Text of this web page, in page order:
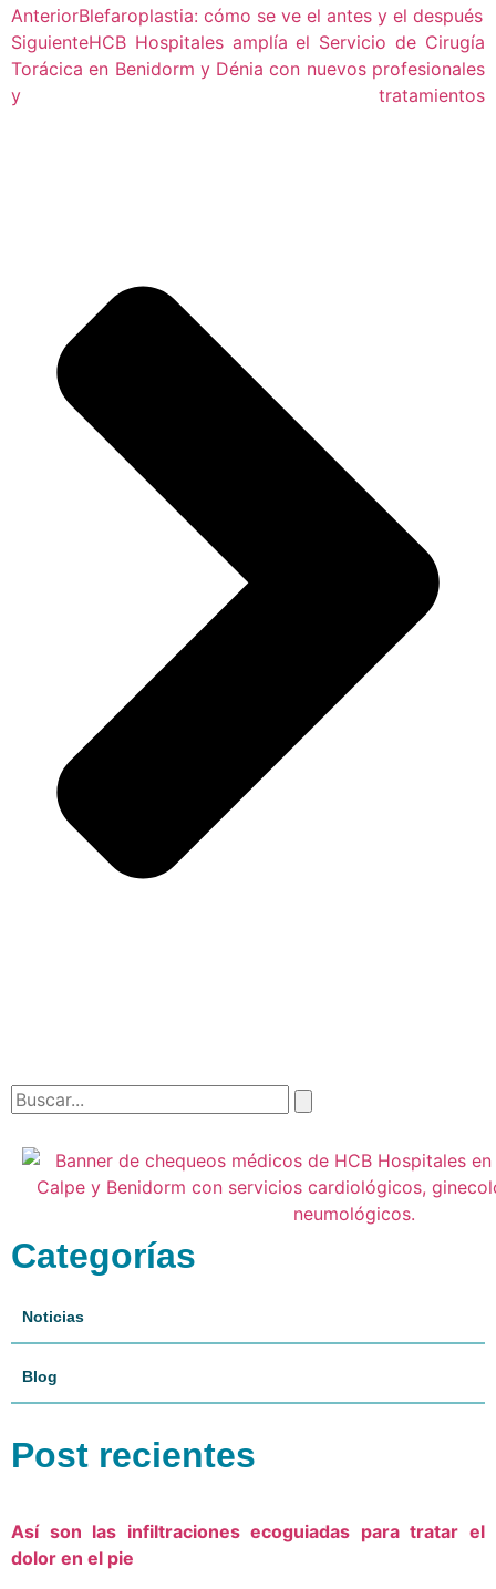
AnteriorBlefaroplastia: cómo se ve el antes y el después
SiguienteHCB Hospitales amplía el Servicio de Cirugía
Torácica en Benidorm y Dénia con nuevos profesionales
y tratamientos
Categorías
Noticias
Blog
Post recientes
Así son las infiltraciones ecoguiadas para tratar el
dolor en el pie